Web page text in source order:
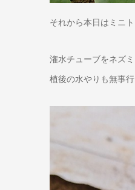
それから本日はミニ
潅水チューブをネズ
植後の水やりも無事